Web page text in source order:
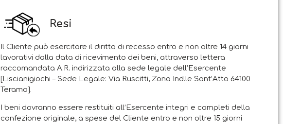
Resi
Il Cliente può esercitare il diritto di recesso entro e non oltre 14 giorni
lavorativi dalla data di ricevimento dei beni, attraverso lettera
raccomandata A.R. indirizzata alla sede legale dell’Esercente
[Liscianigiochi – Sede Legale: Via Ruscitti, Zona Ind.le Sant’Atto 64100
Teramo].
I beni dovranno essere restituiti all’Esercente integri e completi della
confezione originale, a spese del Cliente entro e non oltre 15 giorni